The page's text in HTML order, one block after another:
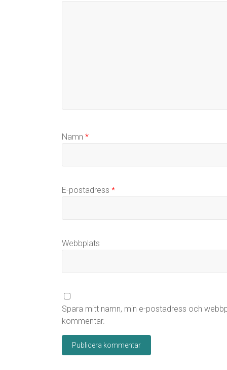
Namn *
E-postadress *
Webbplats
Spara mitt namn, min e-postadress och
kommentar.